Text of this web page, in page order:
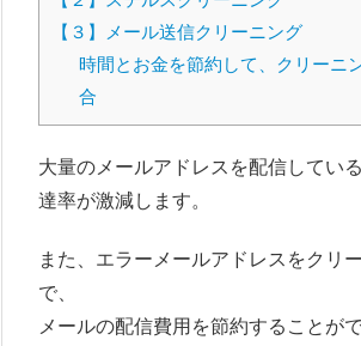
【３】メール送信クリーニング
時間とお金を節約して、クリーニ
合
大量のメールアドレスを配信してい
達率が激減します。
また、エラーメールアドレスをクリ
で、
メールの配信費用を節約することがで